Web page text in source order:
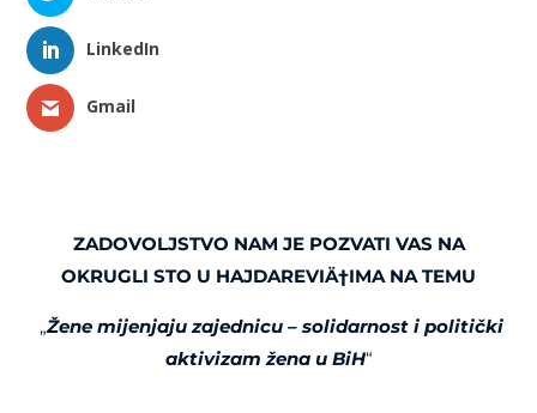
LinkedIn
Gmail
ZADOVOLJSTVO NAM JE POZVATI VAS NA
OKRUGLI STO U HAJDAREVIÄ†IMA NA TEMU
„Žene mijenjaju zajednicu – solidarnost i politički
aktivizam žena u BiH“